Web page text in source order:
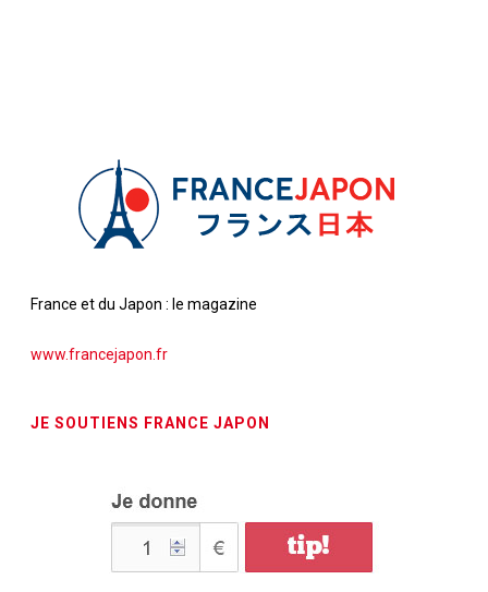
France et du Japon : le magazine
www.francejapon.fr
JE SOUTIENS FRANCE JAPON